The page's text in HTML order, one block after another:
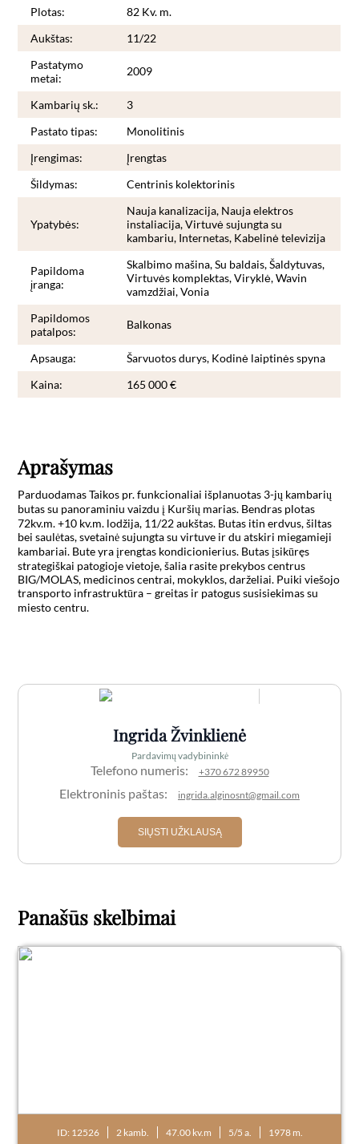
Plotas:
82 Kv. m.
Aukštas:
11/22
Pastatymo
metai:
2009
Kambarių sk.:
3
Pastato tipas:
Monolitinis
Įrengimas:
Įrengtas
Šildymas:
Centrinis kolektorinis
Ypatybės:
Nauja kanalizacija, Nauja elektros
instaliacija, Virtuvė sujungta su
kambariu, Internetas, Kabelinė televizija
Papildoma
įranga:
Skalbimo mašina, Su baldais, Šaldytuvas,
Virtuvės komplektas, Viryklė, Wavin
vamzdžiai, Vonia
Papildomos
patalpos:
Balkonas
Apsauga:
Šarvuotos durys, Kodinė laiptinės spyna
Kaina:
165 000 €
Aprašymas
Parduodamas Taikos pr. funkcionaliai išplanuotas 3-jų kambarių
butas su panoraminiu vaizdu į Kuršių marias. Bendras plotas
72kv.m. +10 kv.m. lodžija, 11/22 aukštas. Butas itin erdvus, šiltas
bei saulėtas, svetainė sujungta su virtuve ir du atskiri miegamieji
kambariai. Bute yra įrengtas kondicionierius. Butas įsikūręs
strategiškai patogioje vietoje, šalia rasite prekybos centrus
BIG/MOLAS, medicinos centrai, mokyklos, darželiai. Puiki viešojo
transporto infrastruktūra – greitas ir patogus susisiekimas su
miesto centru.
Ingrida Žvinklienė
Pardavimų vadybininkė
Telefono numeris: +370 672 89950
Elektroninis paštas: ingrida.alginosnt@gmail.com
SIŲSTI UŽKLAUSĄ
Panašūs skelbimai
ID: 12526 2 kamb. 47.00 kv.m 5/5 a. 1978 m.